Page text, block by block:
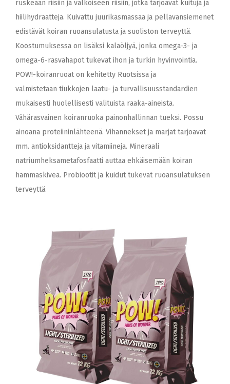
ruskeaan riisiin ja valkoiseen riisiin, jotka tarjoavat kuituja ja
hiilihydraatteja. Kuivattu juurikasmassaa ja pellavansiemenet
edistävät koiran ruoansulatusta ja suoliston terveyttä.
Koostumuksessa on lisäksi kalaöljyä, jonka omega-3- ja
omega-6-rasvahapot tukevat ihon ja turkin hyvinvointia.
POW!-koiranruoat on kehitetty Ruotsissa ja
valmistetaan tiukkojen laatu- ja turvallisuusstandardien
mukaisesti huolellisesti valituista raaka-aineista.
Vähärasvainen koiranruoka painonhallinnan tueksi. Possu
ainoana proteiininlähteenä. Vihannekset ja marjat tarjoavat
mm. antioksidantteja ja vitamiineja. Mineraali
natriumheksametafosfaatti auttaa ehkäisemään koiran
hammaskiveä. Probiootit ja kuidut tukevat ruoansulatuksen
terveyttä.